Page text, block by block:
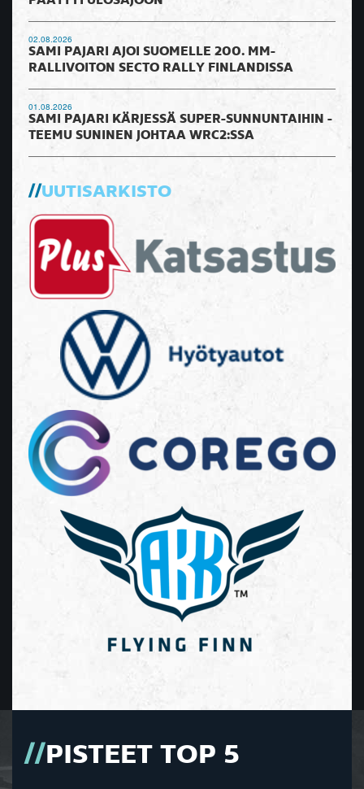
02.08.2026
SAMI PAJARI AJOI SUOMELLE 200. MM-
RALLIVOITON SECTO RALLY FINLANDISSA
01.08.2026
SAMI PAJARI KÄRJESSÄ SUPER-SUNNUNTAIHIN -
TEEMU SUNINEN JOHTAA WRC2:SSA
UUTISARKISTO
PISTEET TOP 5